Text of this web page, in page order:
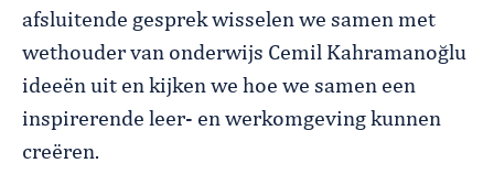
afsluitende gesprek wisselen we samen met
wethouder van onderwijs Cemil Kahramanoğlu
ideeën uit en kijken we hoe we samen een
inspirerende leer- en werkomgeving kunnen
creëren.